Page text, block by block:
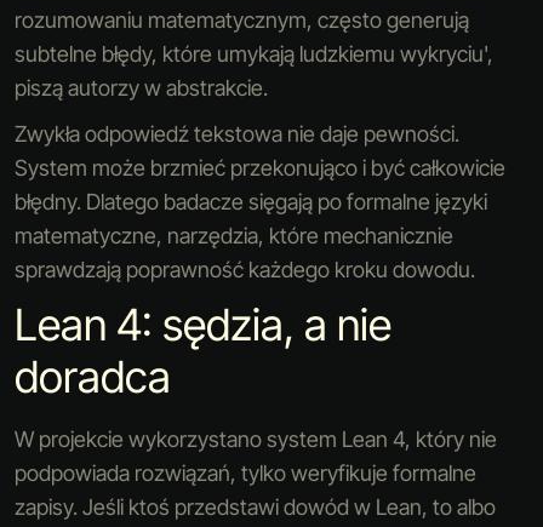
rozumowaniu matematycznym, często generują
subtelne błędy, które umykają ludzkiemu wykryciu',
piszą autorzy w abstrakcie.
Zwykła odpowiedź tekstowa nie daje pewności.
System może brzmieć przekonująco i być całkowicie
błędny. Dlatego badacze sięgają po formalne języki
matematyczne, narzędzia, które mechanicznie
sprawdzają poprawność każdego kroku dowodu.
Lean 4: sędzia, a nie
doradca
W projekcie wykorzystano system Lean 4, który nie
podpowiada rozwiązań, tylko weryfikuje formalne
zapisy. Jeśli ktoś przedstawi dowód w Lean, to albo